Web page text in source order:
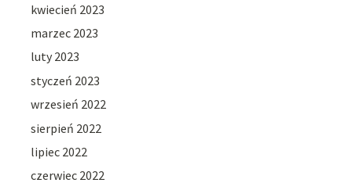
kwiecień 2023
marzec 2023
luty 2023
styczeń 2023
wrzesień 2022
sierpień 2022
lipiec 2022
czerwiec 2022